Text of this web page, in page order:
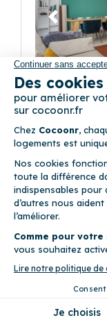
Précédent
Le
8 Rue Saint-
4
Climatisation •